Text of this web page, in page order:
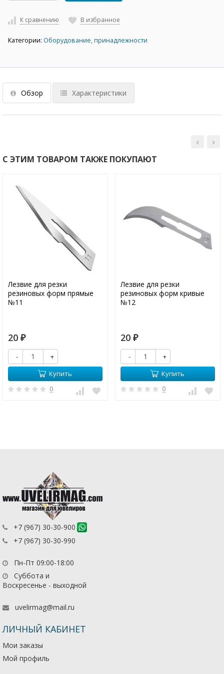
К сравнению В избранное
Категории: Оборудование, принадлежности
Обзор Характеристики
С ЭТИМ ТОВАРОМ ТАКЖЕ ПОКУПАЮТ
Лезвие для резки
резиновых форм прямые
№11
20 ₽
-
+
Купить
0
Лезвие для резки
резиновых форм кривые
№12
20 ₽
-
+
Купить
0
+7 (967) 30-30-900
+7 (967) 30-30-990
Пн-Пт 09:00-18:00
Суббота и
Воскресенье - выходной
uvelirmag@mail.ru
ЛИЧНЫЙ КАБИНЕТ
Мои заказы
Мой профиль